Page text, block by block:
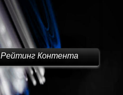
Рейтинг Контента